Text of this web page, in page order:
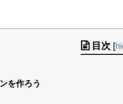
目次 [
を作ろう